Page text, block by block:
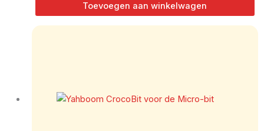
Toevoegen aan winkelwagen